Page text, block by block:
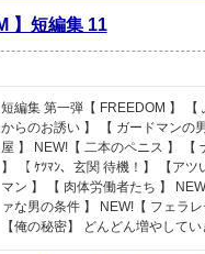
】短編集 11
短編集 第一弾【 FREEDOM 】 【
からのお誘い 】 【 ガードマンの
屋 】 NEW!【 二本のペニス 】 【
】 【 ｹﾂﾏﾝ、玄関 待機！】 【アツ
マン 】 【 肉体労働者たち 】
ァな男の条件 】 NEW!【 フェラ
【俺の秘密】 どんどん増やしてい